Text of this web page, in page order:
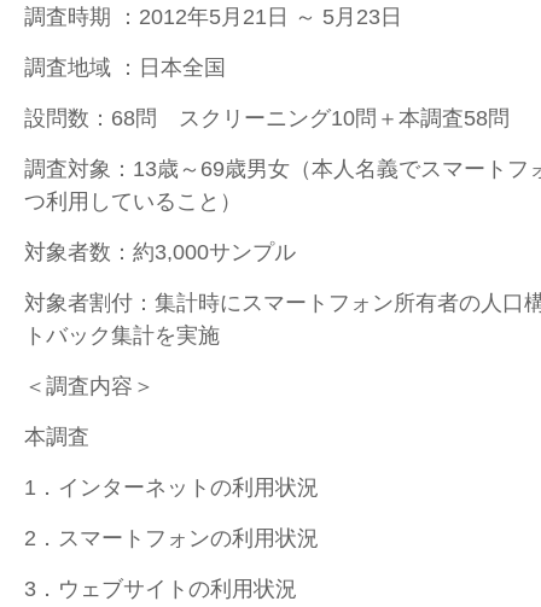
調査時期 ：2012年5月21日 ～ 5月23日
調査地域 ：日本全国
設問数：68問 スクリーニング10問＋本調査58問
調査対象：13歳～69歳男女（本人名義でスマートフ
つ利用していること）
対象者数：約3,000サンプル
対象者割付：集計時にスマートフォン所有者の人口
トバック集計を実施
＜調査内容＞
本調査
1．インターネットの利用状況
2．スマートフォンの利用状況
3．ウェブサイトの利用状況